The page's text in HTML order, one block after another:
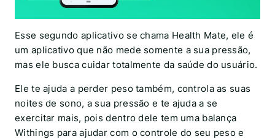
Esse segundo aplicativo se chama Health Mate, ele é
um aplicativo que não mede somente a sua pressão,
mas ele busca cuidar totalmente da saúde do usuário.
Ele te ajuda a perder peso também, controla as suas
noites de sono, a sua pressão e te ajuda a se
exercitar mais, pois dentro dele tem uma balança
Withings para ajudar com o controle do seu peso e